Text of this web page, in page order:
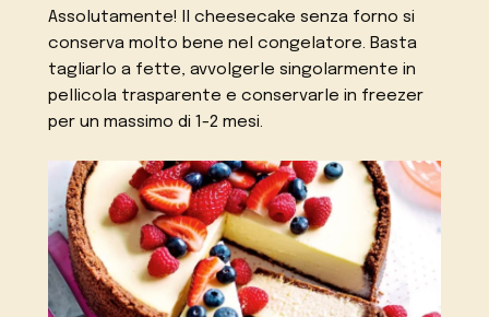
Assolutamente! Il cheesecake senza forno si
conserva molto bene nel congelatore. Basta
tagliarlo a fette, avvolgerle singolarmente in
pellicola trasparente e conservarle in freezer
per un massimo di 1-2 mesi.